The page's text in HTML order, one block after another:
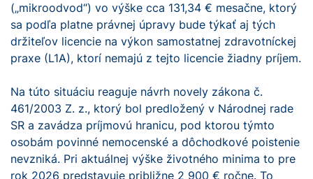
(„mikroodvod“) vo výške cca 131,34 € mesačne, ktorý
sa podľa platne právnej úpravy bude týkať aj tých
držiteľov licencie na výkon samostatnej zdravotníckej
praxe (L1A), ktorí nemajú z tejto licencie žiadny príjem.
Na túto situáciu reaguje návrh novely zákona č.
461/2003 Z. z., ktorý bol predložený v Národnej rade
SR a zavádza príjmovú hranicu, pod ktorou týmto
osobám povinné nemocenské a dôchodkové poistenie
nevzniká. Pri aktuálnej výške životného minima to pre
rok 2026 predstavuje približne 2 900 € ročne. To